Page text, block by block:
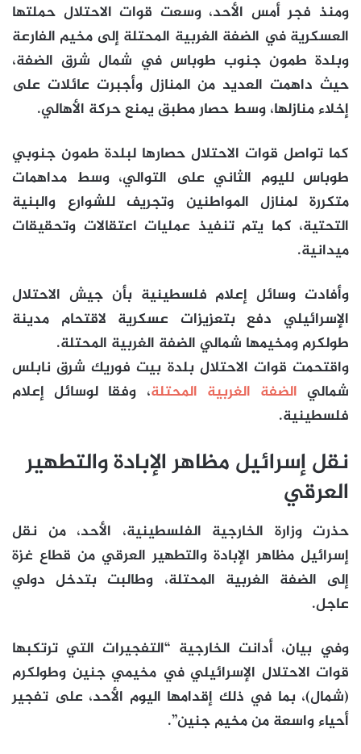
ومنذ فجر أمس الأحد، وسعت قوات الاحتلال حملتها
العسكرية في الضفة الغربية المحتلة إلى مخيم الفارعة
وبلدة طمون جنوب طوباس في شمال شرق الضفة،
حيث داهمت العديد من المنازل وأجبرت عائلات على
إخلاء منازلها، وسط حصار مطبق يمنع حركة الأهالي.
كما تواصل قوات الاحتلال حصارها لبلدة طمون جنوبي
طوباس لليوم الثاني على التوالي، وسط مداهمات
متكررة لمنازل المواطنين وتجريف للشوارع والبنية
التحتية، كما يتم تنفيذ عمليات اعتقالات وتحقيقات
ميدانية.
وأفادت وسائل إعلام فلسطينية بأن جيش الاحتلال
الإسرائيلي دفع بتعزيزات عسكرية لاقتحام مدينة
طولكرم ومخيمها شمالي الضفة الغربية المحتلة.
واقتحمت قوات الاحتلال بلدة بيت فوريك شرق نابلس
شمالي الضفة الغربية المحتلة، وفقا لوسائل إعلام
فلسطينية.
نقل إسرائيل مظاهر الإبادة والتطهير
العرقي
حذرت وزارة الخارجية الفلسطينية، الأحد، من نقل
إسرائيل مظاهر الإبادة والتطهير العرقي من قطاع غزة
إلى الضفة الغربية المحتلة، وطالبت بتدخل دولي
عاجل.
وفي بيان، أدانت الخارجية “التفجيرات التي ترتكبها
قوات الاحتلال الإسرائيلي في مخيمي جنين وطولكرم
(شمال)، بما في ذلك إقدامها اليوم الأحد، على تفجير
أحياء واسعة من مخيم جنين”.